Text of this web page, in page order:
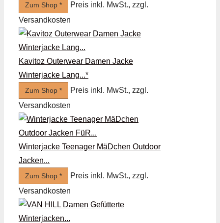
Zum Shop *
Preis inkl. MwSt., zzgl.
Versandkosten
Kavitoz Outerwear Damen Jacke
Winterjacke Lang...*
Zum Shop *
Preis inkl. MwSt., zzgl.
Versandkosten
Winterjacke Teenager MäDchen Outdoor
Jacken...
Zum Shop *
Preis inkl. MwSt., zzgl.
Versandkosten